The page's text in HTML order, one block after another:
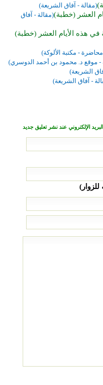
(مقالة - آفاق الشريعة)
العشر (خطبة)(مقالة - آفاق
في هذه الأيام العشر (خطبة)
- مكتبة الألوكة)
- موقع د. محمود بن أحمد الدوسري)
الشريعة)
- آفاق الشريعة)
الإلكتروني عند نشر تعليق جديد